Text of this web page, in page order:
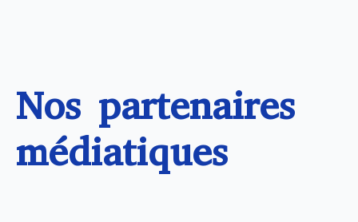
Nos partenaires
médiatiques